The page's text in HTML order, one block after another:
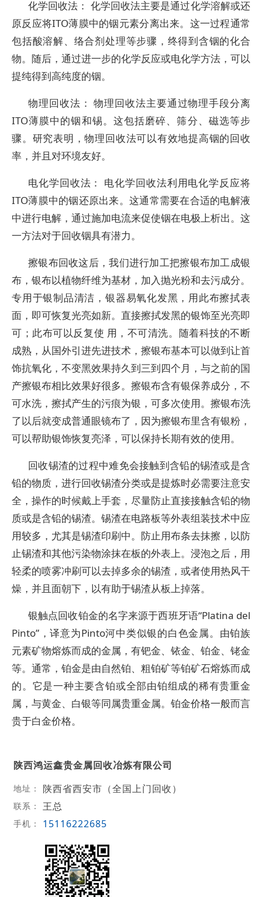
化学回收法： 化学回收法主要是通过化学溶解或还
原反应将ITO薄膜中的铟元素分离出来。这一过程通常
包括酸溶解、络合剂处理等步骤，终得到含铟的化合
物。随后，通过进一步的化学反应或电化学方法，可以
提纯得到高纯度的铟。
物理回收法： 物理回收法主要通过物理手段分离
ITO薄膜中的铟和锡。这包括磨碎、筛分、磁选等步
骤。研究表明，物理回收法可以有效地提高铟的回收
率，并且对环境友好。
电化学回收法： 电化学回收法利用电化学反应将
ITO薄膜中的铟还原出来。这通常需要在合适的电解液
中进行电解，通过施加电流来促使铟在电极上析出。这
一方法对于回收铟具有潜力。
擦银布回收这后，我们进行加工把擦银布加工成银
布，银布以植物纤维为基材，加入抛光粉和去污成分。
专用于银制品清洁，银器易氧化发黑，用此布擦拭表
面，即可恢复光亮如新。直接擦拭发黑的银饰至光亮即
可；此布可以反复使 用，不可清洗。随着科技的不断
成熟，从国外引进先进技术，擦银布基本可以做到让首
饰抗氧化，不变黑效果持久到三到四个月，与之前的国
产擦银布相比效果好很多。擦银布含有银保养成分，不
可水洗，擦拭产生的污痕为银，可多次使用。擦银布洗
了以后就变成普通眼镜布了，因为擦银布里含有银粉，
可以帮助银饰恢复亮泽，可以保持长期有效的使用。
回收锡渣的过程中难免会接触到含铅的锡渣或是含
铅的物质，进行回收锡渣分类或是提炼时必需要注意安
全，操作的时候戴上手套，尽量防止直接接触含铅的物
质或是含铅的锡渣。锡渣在电路板等外表组装技术中应
用较多，尤其是锡渣印刷中。防止用布条去抹擦，以防
止锡渣和其他污染物涂抹在板的外表上。浸泡之后，用
轻柔的喷雾冲刷可以去掉多余的锡渣，或者使用热风干
燥，并且面朝下，以有助于锡渣从板上掉落。
银触点回收铂金的名字来源于西班牙语“Platina del
Pinto”，译意为Pinto河中类似银的白色金属。由铂族
元素矿物熔炼而成的金属，有钯金、铱金、铂金、铑金
等。通常，铂金是由自然铂、粗铂矿等铂矿石熔炼而成
的。它是一种主要含铂或全部由铂组成的稀有贵重金
属，与黄金、白银等同属贵重金属。铂金价格一般而言
贵于白金价格。
陕西鸿运鑫贵金属回收冶炼有限公司
地址： 陕西省西安市（全国上门回收）
联系： 王总
手机： 15116222685